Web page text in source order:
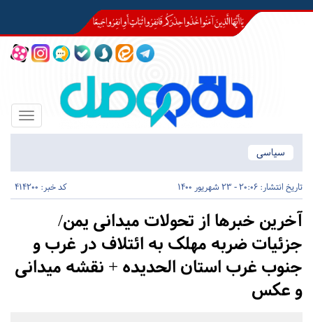
Toggle
سیاسی
تاریخ انتشار: 20:06 - 23 شهریور 1400 کد خبر: 414200
آخرین خبرها از تحولات میدانی یمن/
جزئیات ضربه مهلک به ائتلاف در غرب و
جنوب غرب استان الحدیده + نقشه میدانی
و عکس